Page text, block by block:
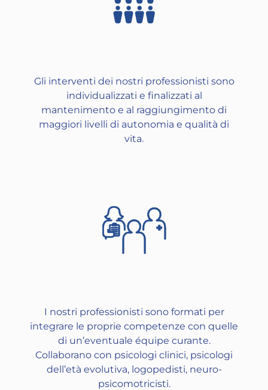
Gli interventi dei nostri professionisti sono
individualizzati e finalizzati al
mantenimento e al raggiungimento di
maggiori livelli di autonomia e qualità di
vita.
I nostri professionisti sono formati per
integrare le proprie competenze con quelle
di un’eventuale équipe curante.
Collaborano con psicologi clinici, psicologi
dell’età evolutiva, logopedisti, neuro-
psicomotricisti.